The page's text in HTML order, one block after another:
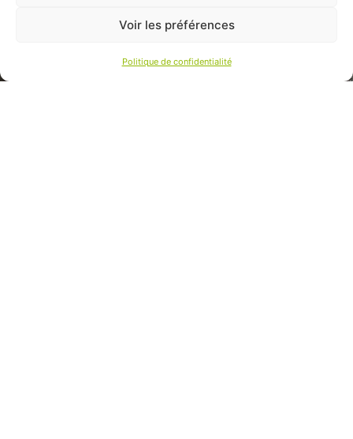
Voir les préférences
Politique de confidentialité